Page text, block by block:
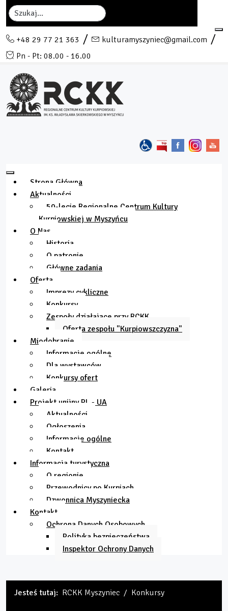
Szukaj
+48 29 77 21 363
kulturamyszyniec@gmail.com
Pn - Pt: 08.00 - 16.00
Strona Główna
Aktualności
50-lecie Regionalne Centrum Kultury
Kurpiowskiej w Myszyńcu
O Nas
Historia
O patronie
Główne zadania
Oferta
Imprezy cykliczne
Konkursy
Zespoły działające przy RCKK
Oferta zespołu "Kurpiowszczyzna"
Miodobranie
Informacje ogólne
Dla wystawców
Konkursy ofert
Galeria
Projekt unijny PL - UA
Aktualności
Ogłoszenia
Informacje ogólne
Kontakt
Informacja turystyczna
O regionie
Przewodnicy po Kurpiach
Dzwonnica Myszyniecka
Kontakt
Ochrona Danych Osobowych
Polityka bezpieczeństwa
Inspektor Ochrony Danych
Jesteś tutaj: RCKK Myszyniec Konkursy